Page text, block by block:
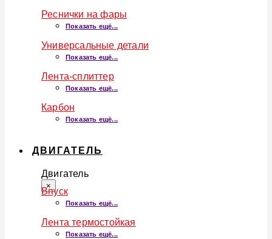
Реснички на фары
Показать ещё...
Универсальные детали
Показать ещё...
Лента-сплиттер
Показать ещё...
Карбон
Показать ещё...
ДВИГАТЕЛЬ
Двигатель
×
Впуск
Показать ещё...
Лента термостойкая
Показать ещё...